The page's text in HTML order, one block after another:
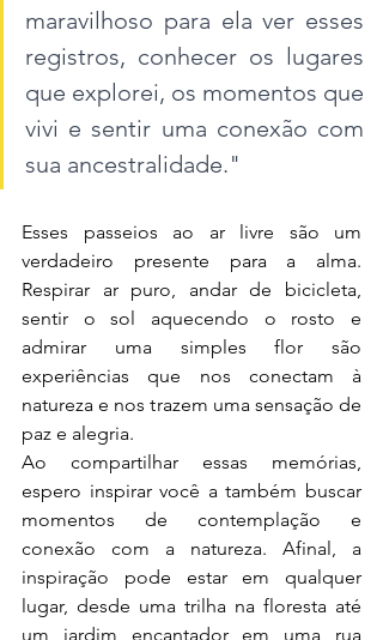
maravilhoso para ela ver esses
registros, conhecer os lugares
que explorei, os momentos que
vivi e sentir uma conexão com
sua ancestralidade."
Esses passeios ao ar livre são um
verdadeiro presente para a alma.
Respirar ar puro, andar de bicicleta,
sentir o sol aquecendo o rosto e
admirar uma simples flor são
experiências que nos conectam à
natureza e nos trazem uma sensação de
paz e alegria.
Ao compartilhar essas memórias,
espero inspirar você a também buscar
momentos de contemplação e
conexão com a natureza. Afinal, a
inspiração pode estar em qualquer
lugar, desde uma trilha na floresta até
um jardim encantador em uma rua